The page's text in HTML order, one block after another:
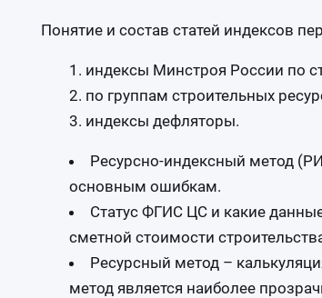
Понятие и состав статей индексов
индексы Минстроя России по
по группам строительных
индексы дефляторы.
Ресурсно-индексный метод
основным ошибкам.
Статус ФГИС ЦС и какие
сметной стоимости
Ресурсный метод –
метод является наиболее